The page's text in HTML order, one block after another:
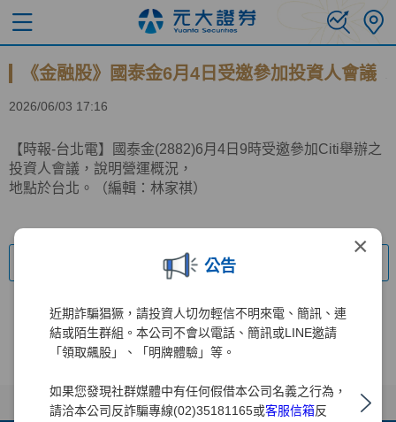
×
公告
近期詐騙猖獗，請投資人切勿輕信不明來電、簡訊、連
結或陌生群組。本公司不會以電話、簡訊或LINE邀請
「領取飆股」、「明牌體驗」等。
如果您發現社群媒體中有任何假借本公司名義之行為，
請洽本公司反詐騙專線(02)35181165或客服信箱反
《金融股》國泰金6月4日受邀參加投資人會議
2026/06/03 17:16
【時報-台北電】國泰金(2882)6月4日9時受邀參加Citi舉辦之
投資人會議，說明營運概況，
地點於台北。（編輯：林家祺）
回上一頁